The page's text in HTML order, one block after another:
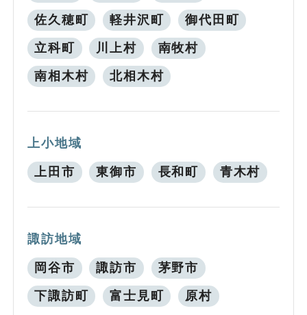
佐久穂町 軽井沢町 御代田町
立科町 川上村 南牧村
南相木村 北相木村
上小地域
上田市 東御市 長和町 青木村
諏訪地域
岡谷市 諏訪市 茅野市
下諏訪町 富士見町 原村